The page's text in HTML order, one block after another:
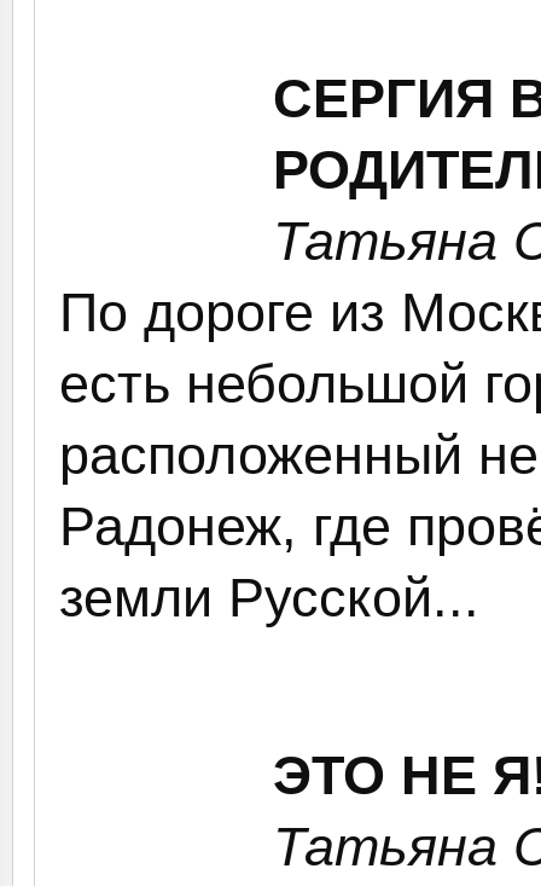
СЕРГИЯ
Татьяна
По дороге из
есть небольшой
расположенный
Радонеж, где
земли Русской...
ЭТО НЕ
Татьяна